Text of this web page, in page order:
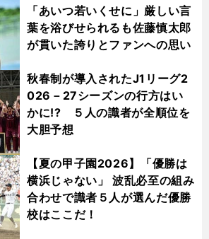
「あいつ若いくせに」厳しい言
葉を浴びせられるも佐藤慎太郎
が貫いた誇りとファンへの思い
秋春制が導入されたJ1リーグ2
026－27シーズンの行方はい
かに!? ５人の識者が全順位を
大胆予想
【夏の甲子園2026】「優勝は
横浜じゃない」 波乱必至の組み
合わせで識者５人が選んだ優勝
校はここだ！